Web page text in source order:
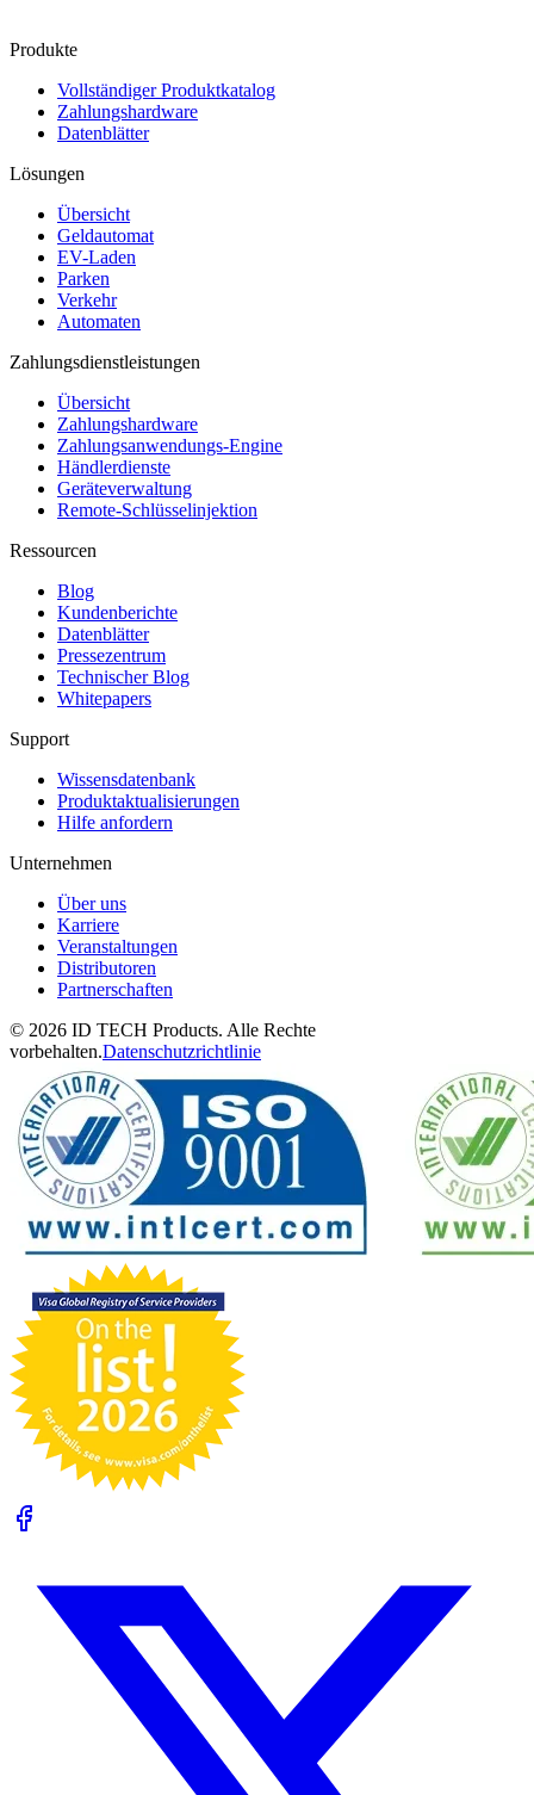
Produkte
Vollständiger Produktkatalog
Zahlungshardware
Datenblätter
Lösungen
Übersicht
Geldautomat
EV-Laden
Parken
Verkehr
Automaten
Zahlungsdienstleistungen
Übersicht
Zahlungshardware
Zahlungsanwendungs-Engine
Händlerdienste
Geräteverwaltung
Remote-Schlüsselinjektion
Ressourcen
Blog
Kundenberichte
Datenblätter
Pressezentrum
Technischer Blog
Whitepapers
Support
Wissensdatenbank
Produktaktualisierungen
Hilfe anfordern
Unternehmen
Über uns
Karriere
Veranstaltungen
Distributoren
Partnerschaften
© 2026 ID TECH Products. Alle Rechte
vorbehalten.Datenschutzrichtlinie